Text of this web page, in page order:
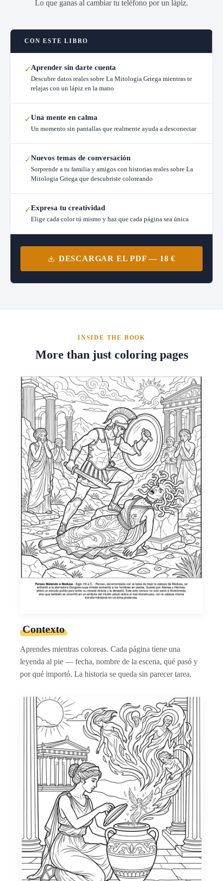
Lo que ganas al cambiar tu teléfono por un lápiz.
CON ESTE LIBRO
✓Aprender sin darte cuenta
Descubre datos reales sobre La Mitologia Griega mientras te
relajas con un lápiz en la mano
✓Una mente en calma
Un momento sin pantallas que realmente ayuda a desconectar
✓Nuevos temas de conversación
Sorprende a tu familia y amigos con historias reales sobre La
Mitologia Griega que descubriste coloreando
✓Expresa tu creatividad
Elige cada color tú mismo y haz que cada página sea única
DESCARGAR EL PDF — 18 €
INSIDE THE BOOK
More than just coloring pages
Contexto
Aprendes mientras coloreas. Cada página tiene una
leyenda al pie — fecha, nombre de la escena, qué pasó y
por qué importó. La historia se queda sin parecer tarea.